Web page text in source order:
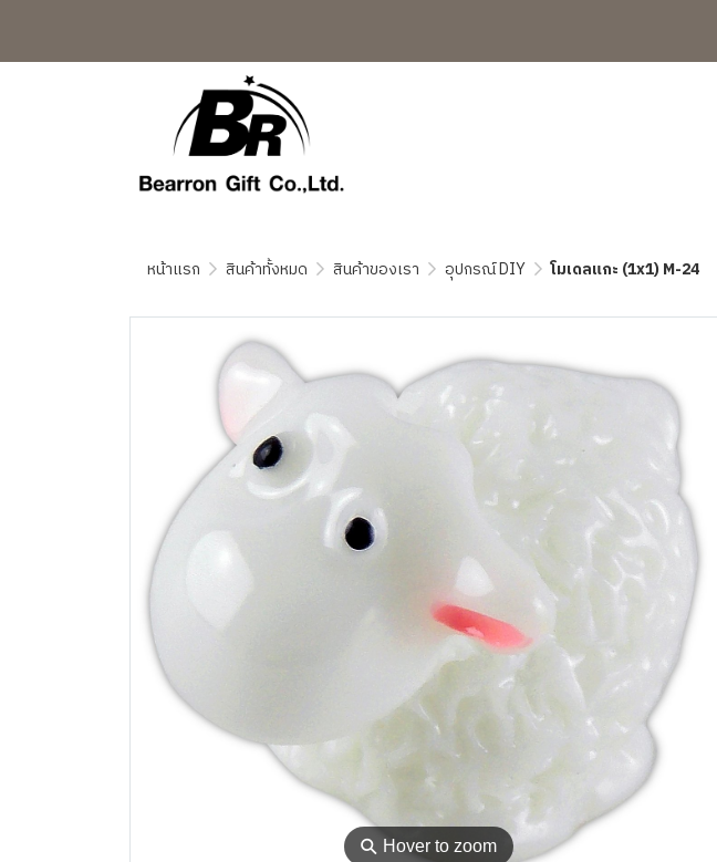
หน้าแรก สินค้าทั้งหมด สินค้าของเรา อุปกรณ์ DIY โมเดลแกะ (1x1) M-24
⚲ Hover to zoom